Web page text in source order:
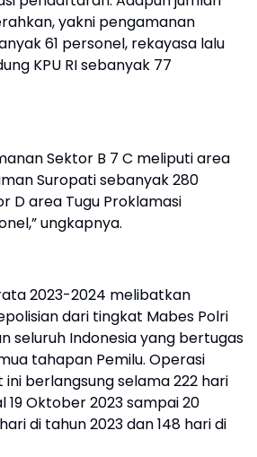
yakni pengamanan
61 personel, rekayasa lalu
KPU RI sebanyak 77
Sektor B 7 C meliputi area
Suropati sebanyak 280
D area Tugu Proklamasi
ungkapnya.
2023-2024 melibatkan
dari tingkat Mabes Polri
seluruh Indonesia yang bertugas
tahapan Pemilu. Operasi
berlangsung selama 222 hari
19 Oktober 2023 sampai 20
di tahun 2023 dan 148 hari di